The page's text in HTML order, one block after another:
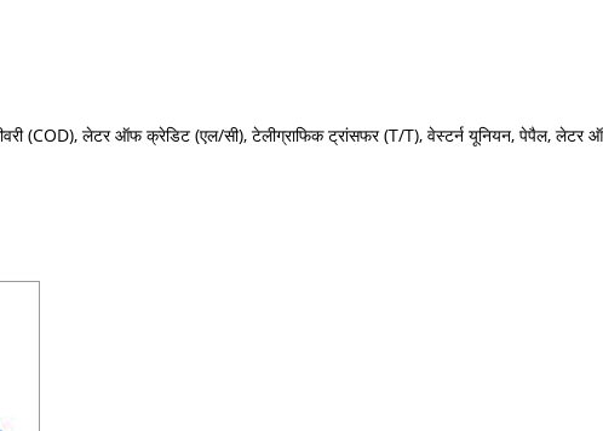
(COD), लेटर ऑफ क्रेडिट (एल/सी), टेलीग्राफिक ट्रांसफर (T/T), वेस्टर्न यूनियन, पेपैल,